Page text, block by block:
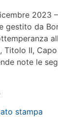
2023
gestito da
Titolo II,
note le
stampa